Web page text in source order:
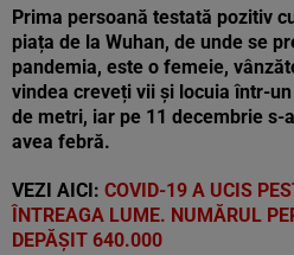
Prima persoană testată pozitiv
piața de la Wuhan, de unde se
pandemia, este o femeie,
vindea creveți vii și locuia într-
de metri, iar pe 11 decembrie s-
avea febră.
VEZI AICI: COVID-19 A UCIS
ÎNTREAGA LUME. NUMĂRUL
DEPĂȘIT 640.000